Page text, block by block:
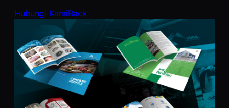
Hubungi KamiBack